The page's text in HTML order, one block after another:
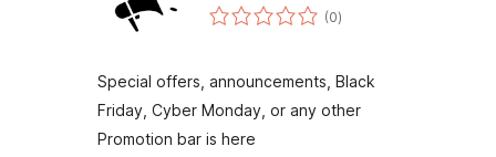
(0કુલ
રેટિંગ્સ
)
Special offers, announcements, Black
Friday, Cyber Monday, or any other
Promotion bar is here